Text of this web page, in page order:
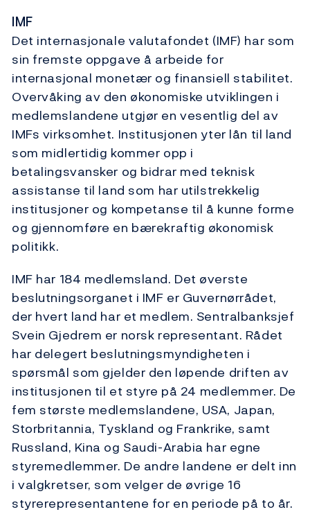
IMF
Det internasjonale valutafondet (IMF) har som
sin fremste oppgave å arbeide for
internasjonal monetær og finansiell stabilitet.
Overvåking av den økonomiske utviklingen i
medlemslandene utgjør en vesentlig del av
IMFs virksomhet. Institusjonen yter lån til land
som midlertidig kommer opp i
betalingsvansker og bidrar med teknisk
assistanse til land som har utilstrekkelig
institusjoner og kompetanse til å kunne forme
og gjennomføre en bærekraftig økonomisk
politikk.
IMF har 184 medlemsland. Det øverste
beslutningsorganet i IMF er Guvernørrådet,
der hvert land har et medlem. Sentralbanksjef
Svein Gjedrem er norsk representant. Rådet
har delegert beslutningsmyndigheten i
spørsmål som gjelder den løpende driften av
institusjonen til et styre på 24 medlemmer. De
fem største medlemslandene, USA, Japan,
Storbritannia, Tyskland og Frankrike, samt
Russland, Kina og Saudi-Arabia har egne
styremedlemmer. De andre landene er delt inn
i valgkretser, som velger de øvrige 16
styrerepresentantene for en periode på to år.